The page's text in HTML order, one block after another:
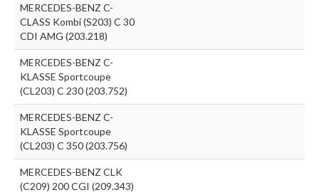
MERCEDES-BENZ C-
CLASS Kombi (S203) C 30
CDI AMG (203.218)
MERCEDES-BENZ C-
KLASSE Sportcoupe
(CL203) C 230 (203.752)
MERCEDES-BENZ C-
KLASSE Sportcoupe
(CL203) C 350 (203.756)
MERCEDES-BENZ CLK
(C209) 200 CGI (209.343)